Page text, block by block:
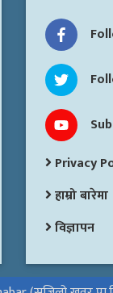
Privacy
हाम्रो बारेमा
विज्ञापन